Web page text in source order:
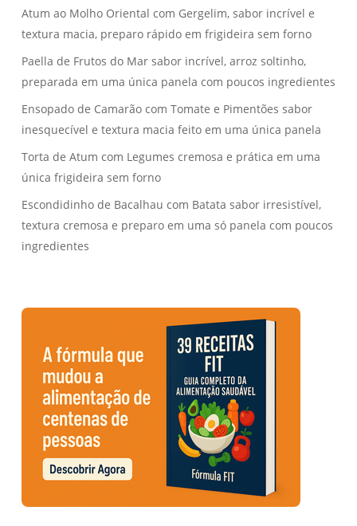
Atum ao Molho Oriental com Gergelim, sabor incrível e
textura macia, preparo rápido em frigideira sem forno
Paella de Frutos do Mar sabor incrível, arroz soltinho,
preparada em uma única panela com poucos ingredientes
Ensopado de Camarão com Tomate e Pimentões sabor
inesquecível e textura macia feito em uma única panela
Torta de Atum com Legumes cremosa e prática em uma
única frigideira sem forno
Escondidinho de Bacalhau com Batata sabor irresistível,
textura cremosa e preparo em uma só panela com poucos
ingredientes